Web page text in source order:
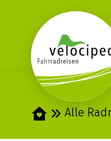
Startseite
Alle